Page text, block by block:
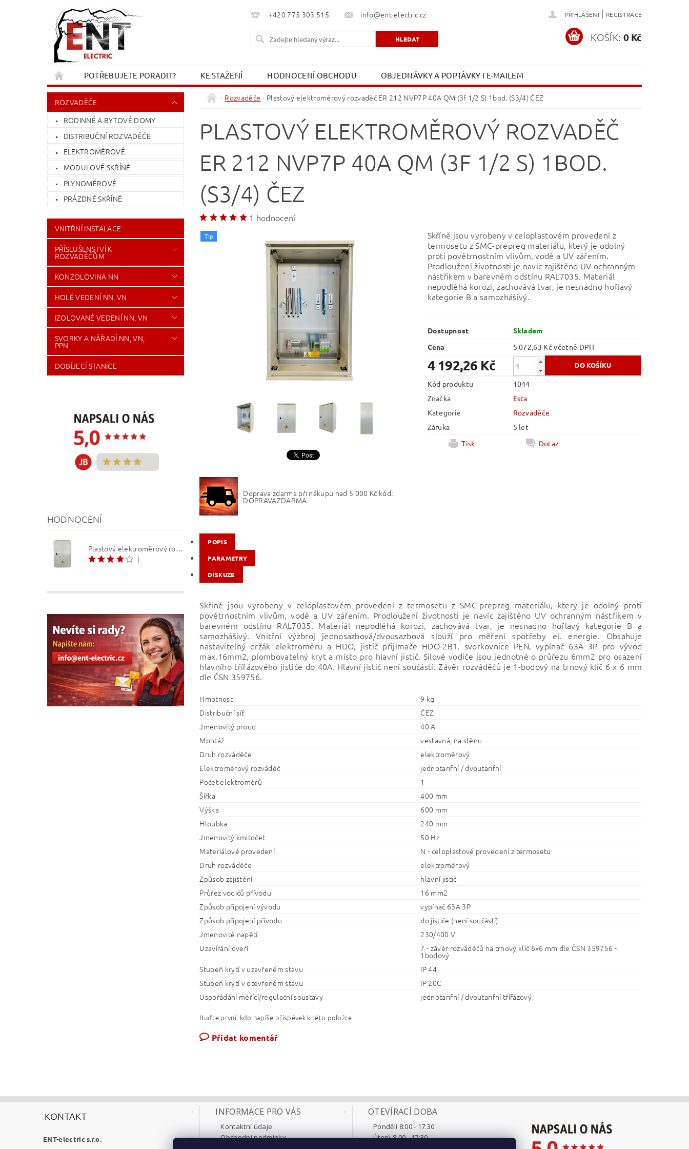
+420 775 303 515 info@ent-electric.cz PŘIHLÁŠENÍ | REGISTRACE
KOŠÍK: 0 Kč
POTŘEBUJETE PORADIT? KE STAŽENÍ HODNOCENÍ OBCHODU
OBJEDNÁVKY A POPTÁVKY I E-MAILEM
REKLAMACE A VRÁCENÍ
KONTAKT OBCHODNÍ PODMÍNKY MOJE OBJEDNÁVKA
ROZVADĚČE
RODINNÉ A BYTOVÉ DOMY
DISTRIBUČNÍ ROZVADĚČE
ELEKTROMĚROVÉ
MODULOVÉ SKŘÍNĚ
PLYNOMĚROVÉ
PRÁZDNÉ SKŘÍNĚ
VNITŘNÍ INSTALACE
PŘÍSLUŠENSTVÍ K
ROZVADĚČŮM
KONZOLOVINA NN
HOLÉ VEDENÍ NN, VN
IZOLOVANÉ VEDENÍ NN, VN
SVORKY A NÁŘADÍ NN, VN,
PPN
DOBÍJECÍ STANICE
HODNOCENÍ
Plastový elektroměrový rozvaděč ER 212 NVP7P 40A QM (3f 1/2 S) 1bod. (O3/4)
|
Rozvaděče Plastový elektroměrový rozvaděč ER 212 NVP7P 40A QM (3f 1/2 S) 1bod. (S3/4) ČEZ
PLASTOVÝ ELEKTROMĚROVÝ ROZVADĚČ
ER 212 NVP7P 40A QM (3F 1/2 S) 1BOD.
(S3/4) ČEZ
1 hodnocení
Tip
Skříně jsou vyrobeny v celoplastovém provedení z
termosetu z SMC-prepreg materiálu, který je odolný
proti povětrnostním vlivům, vodě a UV zářením.
Prodloužení životnosti je navíc zajištěno UV ochranným
nástřikem v barevném odstínu RAL7035. Materiál
nepodléhá korozi, zachovává tvar, je nesnadno hořlavý
kategorie B a samozhášivý.
Dostupnost
Skladem
Cena
5 072,63 Kč včetně DPH
4 192,26 Kč
Kód produktu
1044
Značka
Esta
Kategorie
Rozvaděče
Záruka
5 let
Tisk
Dotaz
Doprava zdarma při nákupu nad 5 000 Kč kód:
DOPRAVAZDARMA
POPIS
PARAMETRY
DISKUZE
Skříně jsou vyrobeny v celoplastovém provedení z termosetu z SMC-prepreg materiálu, který je odolný proti
povětrnostním vlivům, vodě a UV zářením. Prodloužení životnosti je navíc zajištěno UV ochranným nástřikem v
barevném odstínu RAL7035. Materiál nepodléhá korozi, zachovává tvar, je nesnadno hořlavý kategorie B a
samozhášivý. Vnitřní výzbroj jednosazbová/dvousazbová slouží pro měření spotřeby el. energie. Obsahuje
nastavitelný držák elektroměru a HDO, jistič přijímače HDO-2B1, svorkovnice PEN, vypínač 63A 3P pro vývod
max.16mm2, plombovatelný kryt a místo pro hlavní jistič. Silové vodiče jsou jednotné o průřezu 6mm2 pro osazení
hlavního třífázového jističe do 40A. Hlavní jistič není součástí. Závěr rozváděčů je 1-bodový na trnový klíč 6 x 6 mm
dle ČSN 359756.
Hmotnost
9 kg
Distribuční síť
ČEZ
Jmenovitý proud
40 A
Montáž
vestavná, na stěnu
Druh rozváděče
elektroměrový
Elektroměrový rozváděč
jednotarifní / dvoutarifní
Počet elektroměrů
1
Šířka
400 mm
Výška
600 mm
Hloubka
240 mm
Jmenovitý kmitočet
50 Hz
Materiálové provedení
N - celoplastové provedení z termosetu
Druh rozváděče
elektroměrový
Způsob zajištění
hlavní jistič
Průřez vodičů přívodu
16 mm2
Způsob připojení vývodu
vypínač 63A 3P
Způsob připojení přívodu
do jističe (není součástí)
Jmenovité napětí
230/400 V
Uzavírání dveří
7 - závěr rozváděčů na trnový klíč 6x6 mm dle ČSN 359756 -
1bodový
Stupeň krytí v uzavřeném stavu
IP 44
Stupeň krytí v otevřeném stavu
IP 20C
Uspořádání měřící/regulační soustavy
jednotarifní / dvoutarifní třífázový
Buďte první, kdo napíše příspěvek k této položce.
Přidat komentář
KONTAKT
ENT-electric s.r.o.
INFORMACE PRO VÁS
Kontaktní údaje
Obchodní podmínky
OTEVÍRACÍ DOBA
Pondělí 8:00 - 17:30
Úterý 8:00 - 17:30